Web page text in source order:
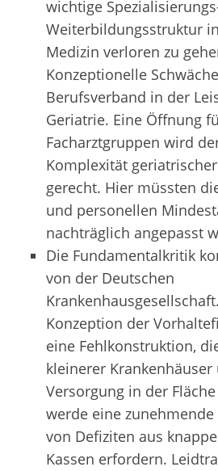
wichtige
Weiterbildungsstruktur
Medizin verloren zu
Konzeptionelle
Berufsverband in der
Geriatrie. Eine Öffnung
Facharztgruppen wird
Komplexität
gerecht. Hier müssten
und personellen
nachträglich angepasst
Die Fundamentalkritik
von der Deutschen
Konzeption der
eine Fehlkonstruktion,
kleinerer
Versorgung in der
werde eine
von Defiziten aus
Kassen erfordern.